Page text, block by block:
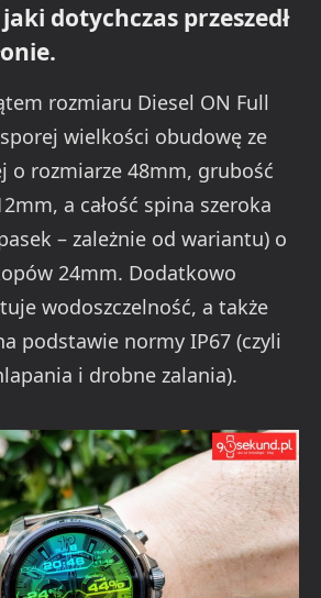
dotychczas przeszedł
rozmiaru Diesel ON Full
wielkości obudowę ze
o rozmiarze 48mm, grubość
a całość spina szeroka
– zależnie od wariantu) o
24mm. Dodatkowo
wodoszczelność, a także
podstawie normy IP67 (czyli
i drobne zalania).